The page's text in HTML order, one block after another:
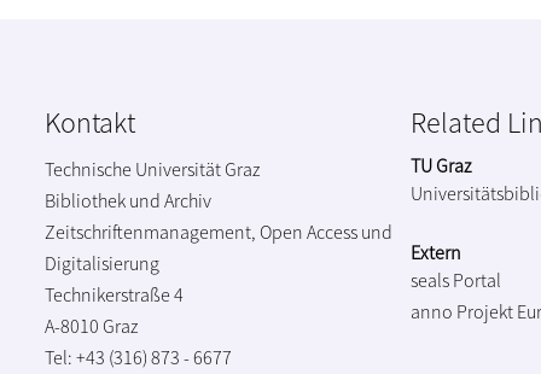
Kontakt
Technische Universität Graz
Bibliothek und Archiv
Zeitschriftenmanagement, Open Access und
Digitalisierung
Technikerstraße 4
A-8010 Graz
Tel: +43 (316) 873 - 6677
Related
TU Graz
Extern
seals Portal
anno Projekt